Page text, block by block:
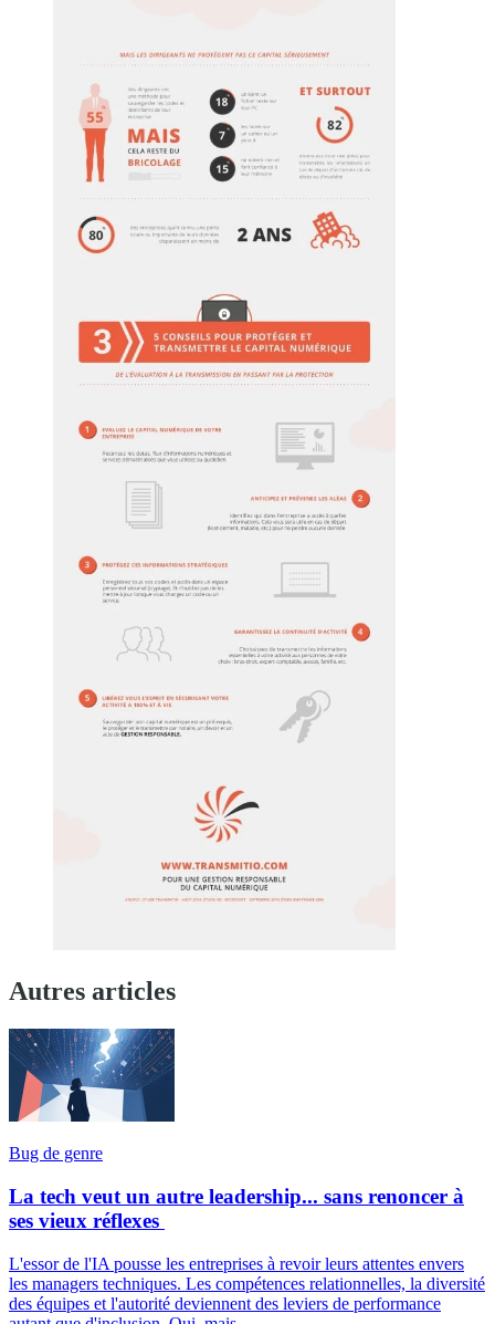
Autres articles
Bug de genre
La tech veut un autre leadership... sans renoncer à
ses vieux réflexes
L'essor de l'IA pousse les entreprises à revoir leurs attentes envers
les managers techniques. Les compétences relationnelles, la diversité
des équipes et l'autorité deviennent des leviers de performance